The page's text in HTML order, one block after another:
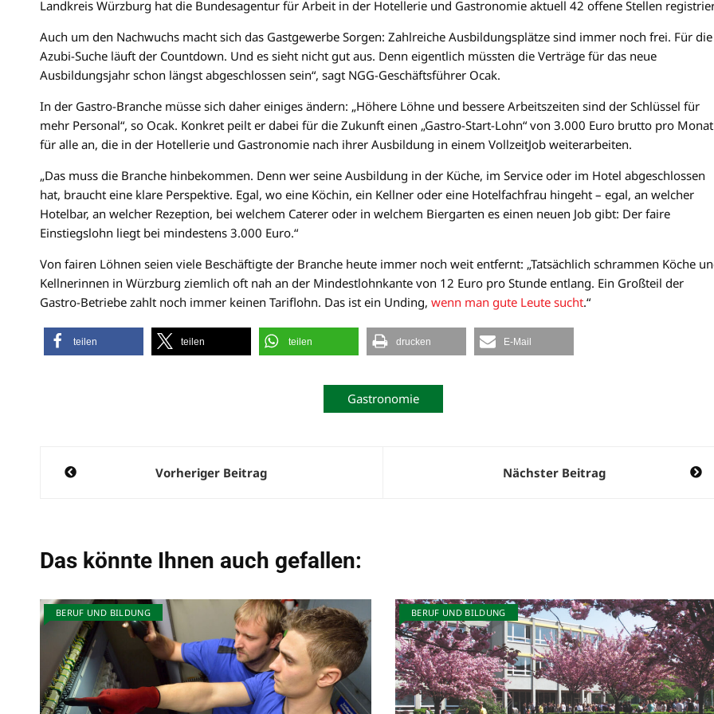
Landkreis Würzburg hat die Bundesagentur für Arbeit in der Hotellerie und Gastronomie aktuell 42 offene Stellen
Auch um den Nachwuchs macht sich das Gastgewerbe Sorgen: Zahlreiche Ausbildungsplätze sind immer noch frei. Für die
Azubi-Suche läuft der Countdown. Und es sieht nicht gut aus. Denn eigentlich müssten die Verträge für das neue
Ausbildungsjahr schon längst abgeschlossen sein“, sagt NGG-Geschäftsführer Ocak.
In der Gastro-Branche müsse sich daher einiges ändern: „Höhere Löhne und bessere Arbeitszeiten sind der Schlüssel für
mehr Personal“, so Ocak. Konkret peilt er dabei für die Zukunft einen „Gastro-Start-Lohn“ von 3.000 Euro brutto pro Monat
für alle an, die in der Hotellerie und Gastronomie nach ihrer Ausbildung in einem VollzeitJob weiterarbeiten.
„Das muss die Branche hinbekommen. Denn wer seine Ausbildung in der Küche, im Service oder im Hotel abgeschlossen
hat, braucht eine klare Perspektive. Egal, wo eine Köchin, ein Kellner oder eine Hotelfachfrau hingeht – egal, an welcher
Hotelbar, an welcher Rezeption, bei welchem Caterer oder in welchem Biergarten es einen neuen Job gibt: Der faire
Einstiegslohn liegt bei mindestens 3.000 Euro.“
Von fairen Löhnen seien viele Beschäftigte der Branche heute immer noch weit entfernt: „Tatsächlich schrammen Köche
Kellnerinnen in Würzburg ziemlich oft nah an der Mindestlohnkante von 12 Euro pro Stunde entlang. Ein Großteil der
Gastro-Betriebe zahlt noch immer keinen Tariflohn. Das ist ein Unding, wenn man gute Leute sucht.“
teilen teilen teilen drucken E-Mail
Gastronomie
Beitragsnavigation
Vorheriger Beitrag Nächster Beitrag
Das könnte Ihnen auch gefallen:
BERUF UND BILDUNG BERUF UND BILDUNG